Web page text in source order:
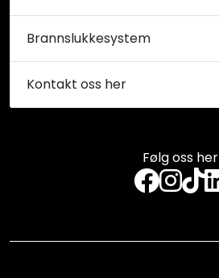
Følg oss her
Brannslukkesystem
Kontakt oss her